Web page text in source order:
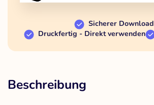
Sicherer Download
Druckfertig - Direkt verwenden
Beschreibung